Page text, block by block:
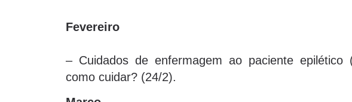
Fevereiro
– Cuidados de enfermagem ao paciente epilético
como cuidar? (24/2).